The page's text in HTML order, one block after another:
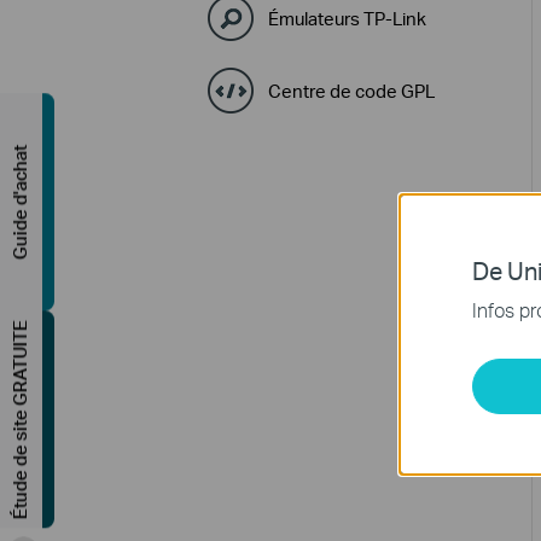
Émulateurs TP-Link
Centre de code GPL
De
Infos
Guide d'achat
Étude de site GRATUITE